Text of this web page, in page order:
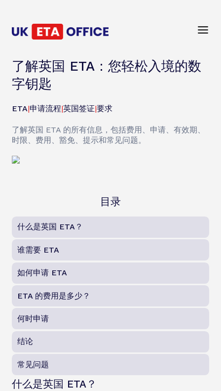
了解英国 ETA：您轻松入境的数
字钥匙
ETA|申请流程|英国签证|要求
了解英国 ETA 的所有信息，包括费用、申请、有效期、
时限、费用、豁免、提示和常见问题。
目录
什么是英国 ETA？
谁需要 ETA
如何申请 ETA
ETA 的费用是多少？
何时申请
结论
常见问题
什么是英国 ETA？